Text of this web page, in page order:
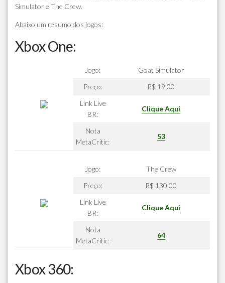
Simulatore The Crew.
Abaixo um resumo dos jogos:
Xbox One:
Jogo:
Goat Simulator
Preço:
R$ 19,00
Link Live
BR:
Clique Aqui
Nota
MetaCritic:
53
Jogo:
The Crew
Preço:
R$ 130,00
Link Live
BR:
Clique Aqui
Nota
MetaCritic:
64
Xbox 360: